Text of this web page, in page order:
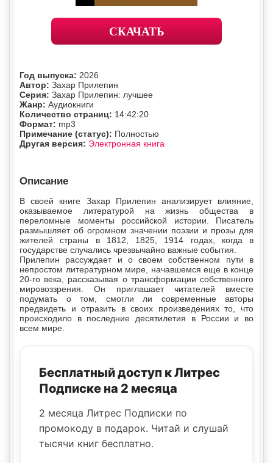
СКАЧАТЬ
Год выпуска: 2026
Автор: Захар Прилепин
Серия: Захар Прилепин: лучшее
Жанр: Аудиокниги
Количество страниц: 14:42:20
Формат: mp3
Примечание (статус): Полностью
Другая версия: Электронная книга
Описание
В своей книге Захар Прилепин анализирует влияние,
оказываемое литературой на жизнь общества в
переломные моменты российской истории. Писатель
размышляет об огромном значении поэзии и прозы для
жителей страны в 1812, 1825, 1914 годах, когда в
государстве случались чрезвычайно важные события.
Прилепин рассуждает и о своем собственном пути в
непростом литературном мире, начавшемся еще в конце
20-го века, рассказывая о трансформации собственного
мировоззрения. Он приглашает читателей вместе
подумать о том, смогли ли современные авторы
предвидеть и отразить в своих произведениях то, что
происходило в последние десятилетия в России и во
всем мире.
Бесплатный доступ к Литрес
Подписке на 2 месяца
2 месяца Литрес Подписки по
промокоду в подарок. Читай и слушай
тысячи книг бесплатно.